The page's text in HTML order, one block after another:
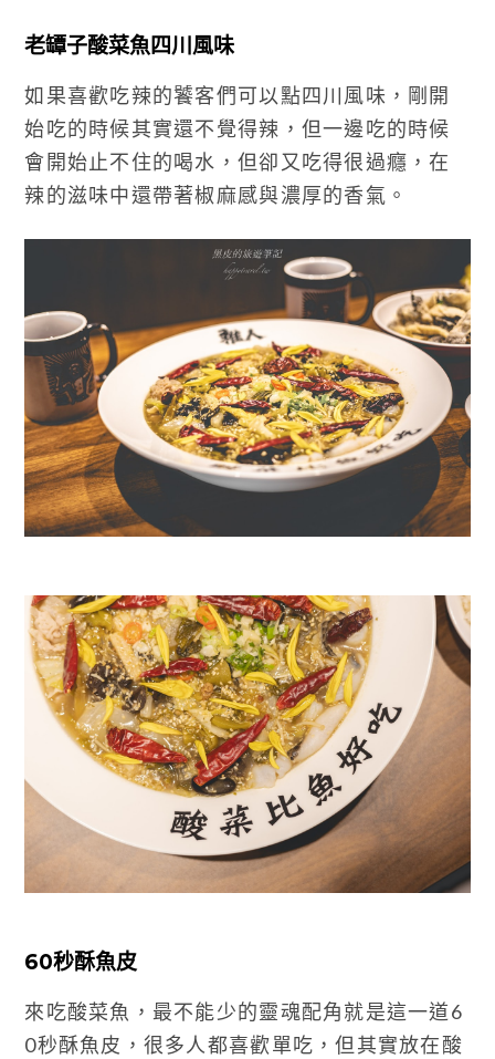
老罈子酸菜魚四川風味
如果喜歡吃辣的饕客們可以點四川風味，剛開
始吃的時候其實還不覺得辣，但一邊吃的時候
會開始止不住的喝水，但卻又吃得很過癮，在
辣的滋味中還帶著椒麻感與濃厚的香氣。
60秒酥魚皮
來吃酸菜魚，最不能少的靈魂配角就是這一道6
0秒酥魚皮，很多人都喜歡單吃，但其實放在酸